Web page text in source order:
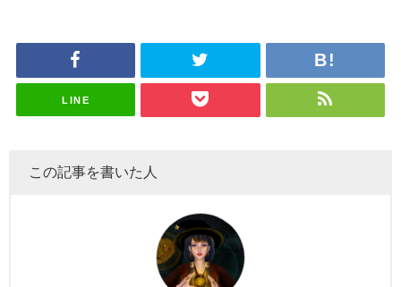
LINE
この記事を書いた人